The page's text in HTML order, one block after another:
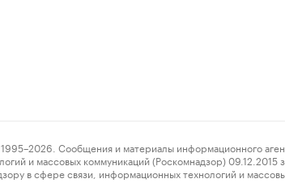
Сообщения и материалы информационного
и массовых коммуникаций (Роскомнадзор)
в сфере связи, информационных технологий и